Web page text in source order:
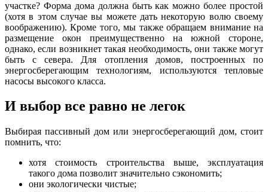
участке? Форма дома должна быть как можно более простой
(хотя в этом случае вы можете дать некоторую волю своему
воображению). Кроме того, мы также обращаем внимание на
размещение окон преимущественно на южной стороне,
однако, если возникнет такая необходимость, они также могут
быть с севера. Для отопления домов, построенных по
энергосберегающим технологиям, используются тепловые
насосы высокого класса.
И выбор все равно не легок
Выбирая пассивный дом или энергосберегающий дом, стоит
помнить, что:
хотя стоимость строительства выше, эксплуатация
такого дома позволит значительно сэкономить;
они экологически чистые;